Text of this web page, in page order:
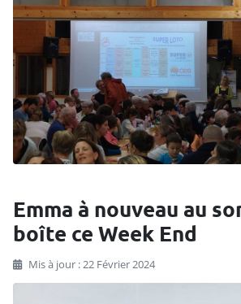
Emma à nouveau au sommet de la
boîte ce Week End
Mis à jour : 22 Février 2024